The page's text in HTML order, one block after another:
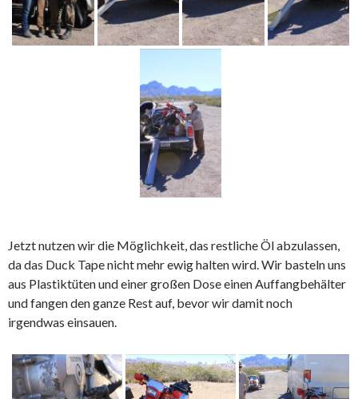
Jetzt nutzen wir die Möglichkeit, das restliche Öl abzulassen,
da das Duck Tape nicht mehr ewig halten wird. Wir basteln uns
aus Plastiktüten und einer großen Dose einen Auffangbehälter
und fangen den ganze Rest auf, bevor wir damit noch
irgendwas einsauen.